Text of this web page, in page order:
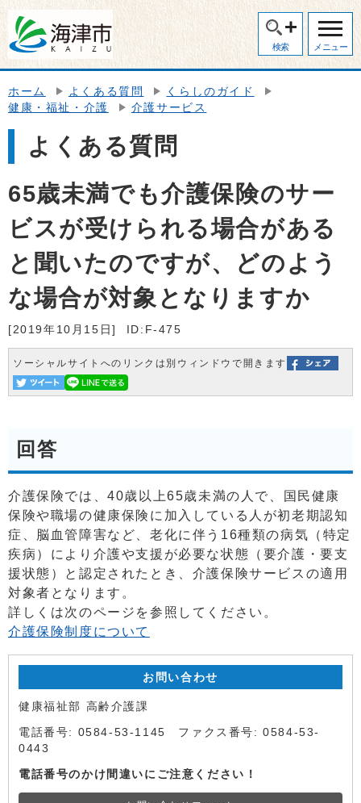
検索 メニュー
ホーム よくある質問
くらしのガイド
健康・福祉・介護
介護サービス
よくある質問
65歳未満でも介護保険のサー
ビスが受けられる場合がある
と聞いたのですが、どのよう
な場合が対象となりますか
[2019年10月15日] ID:F-475
ソーシャルサイトへのリンクは別ウィンドウで開きます
回答
介護保険では、40歳以上65歳未満の人で、国民健康
保険や職場の健康保険に加入している人が初老期認知
症、脳血管障害など、老化に伴う16種類の病気（特定
疾病）により介護や支援が必要な状態（要介護・要支
援状態）と認定されたとき、介護保険サービスの適用
対象者となります。
詳しくは次のページを参照してください。
介護保険制度について
お問い合わせ
健康福祉部 高齢介護課
電話番号: 0584-53-1145 ファクス番号: 0584-53-
0443
電話番号のかけ間違いにご注意ください！